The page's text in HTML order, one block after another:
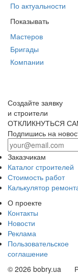
По актуальности
Показывать
Мастеров
Бригады
Компании
Создайте заявку
и строители
ОТКЛИКНУТЬСЯ
Подпишись на
Заказчикам
Каталог строителей
Стоимость работ
Калькулятор
О проекте
Контакты
Новости
Реклама
Пользовательское
соглашение
© 2026 bobry.ua